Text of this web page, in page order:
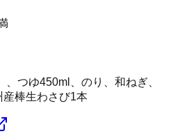
つゆ450ml、のり、和ねぎ、
棒生わさび1本